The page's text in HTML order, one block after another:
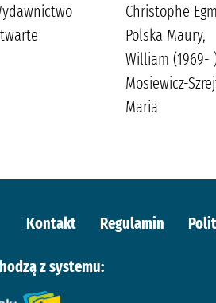
Christophe
Polska Maury,
William (1969-
Mosiewicz-
Maria
Kontakt Regulamin
z systemu: